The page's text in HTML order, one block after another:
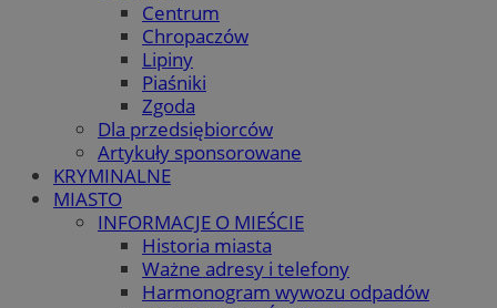
Centrum
Chropaczów
Lipiny
Piaśniki
Zgoda
Dla przedsiębiorców
Artykuły sponsorowane
KRYMINALNE
MIASTO
INFORMACJE O MIEŚCIE
Historia miasta
Ważne adresy i telefony
Harmonogram wywozu odpadów